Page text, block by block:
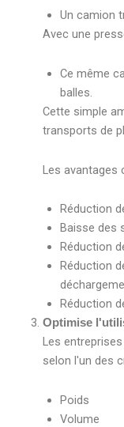
Un camion
Avec une
Ce même
balles.
Cette simple
transports de
Les avantages
Réduction
Baisse des
Réduction
Réduction
Réduction
Optimise
Les
selon l'un des
Poids
Volume